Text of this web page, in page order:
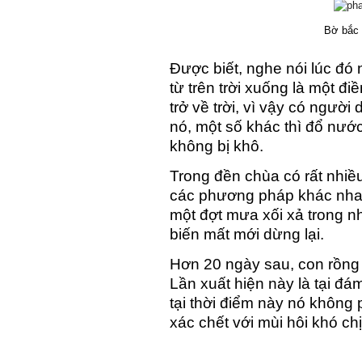
Bờ bắc
Được biết, nghe nói lúc đó
từ trên trời xuống là một
trở về trời, vì vậy có người
nó, một số khác thì đổ
không bị khô.
Trong đền chùa có rất
các phương pháp khác
một đợt mưa xối xả trong
biến mất mới dừng lại.
Hơn 20 ngày sau, con
Lần xuất hiện này là tại
tại thời điểm này nó không
xác chết với mùi hôi khó